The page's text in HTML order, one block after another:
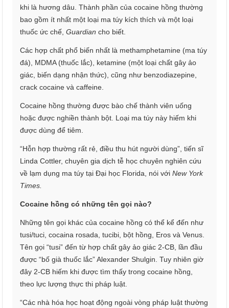
khi là hương dâu. Thành phần của cocaine hồng thường
bao gồm ít nhất một loại ma túy kích thích và một loại
thuốc ức chế,Guardian cho biết.
Các hợp chất phổ biến nhất là methamphetamine (ma túy
đá), MDMA (thuốc lắc), ketamine (một loại chất gây ảo
giác, biến dạng nhận thức), cũng như benzodiazepine,
crack cocaine và caffeine.
Cocaine hồng thường được bào chế thành viên uống
hoặc được nghiền thành bột. Loại ma túy này hiếm khi
được dùng để tiêm.
“Hỗn hợp thường rất rẻ, điều thu hút người dùng”, tiến sĩ
Linda Cottler, chuyên gia dịch tễ học chuyên nghiên cứu
về lạm dụng ma túy tại Đại học Florida, nói vớiNew York
Times.
Cocaine hồng có những tên gọi nào?
Những tên gọi khác của cocaine hồng có thể kể đến như
tusi/tuci, cocaina rosada, tucibi, bột hồng, Eros và Venus.
Tên gọi “tusi” đến từ hợp chất gây ảo giác 2-CB, lần đầu
được “bố già thuốc lắc” Alexander Shulgin. Tuy nhiên giờ
đây 2-CB hiếm khi được tìm thấy trong cocaine hồng,
theo lực lượng thực thi pháp luật.
“Các nhà hóa học hoạt động ngoài vòng pháp luật thường